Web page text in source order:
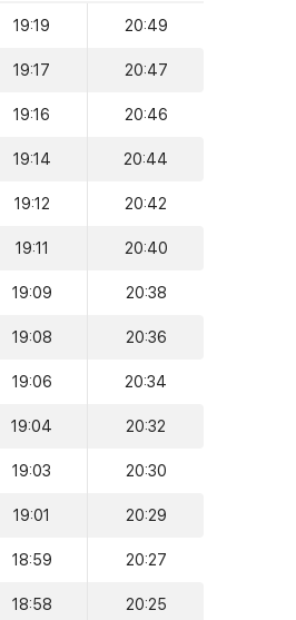
19:19 20:49
19:17 20:47
19:16 20:46
19:14 20:44
19:12 20:42
19:11 20:40
19:09 20:38
19:08 20:36
19:06 20:34
19:04 20:32
19:03 20:30
19:01 20:29
18:59 20:27
18:58 20:25